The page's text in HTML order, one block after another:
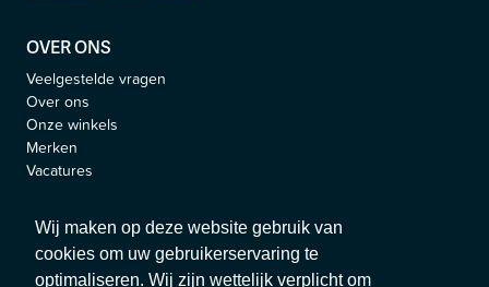
Wij maken op deze website gebruik van
cookies om uw gebruikerservaring te
optimaliseren. Wij zijn wettelijk verplicht om
OVER ONS
Veelgestelde vragen
Over ons
Onze winkels
Merken
Vacatures
Jobs
VOLG ONS